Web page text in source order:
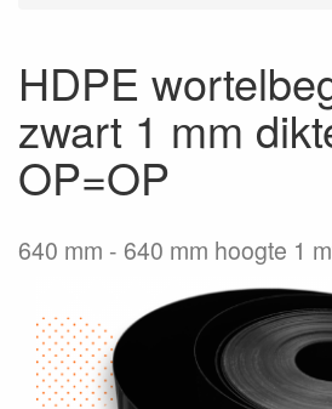
HDPE
zwart 1 mm
OP=OP
640 mm 640 mm hoogte 1